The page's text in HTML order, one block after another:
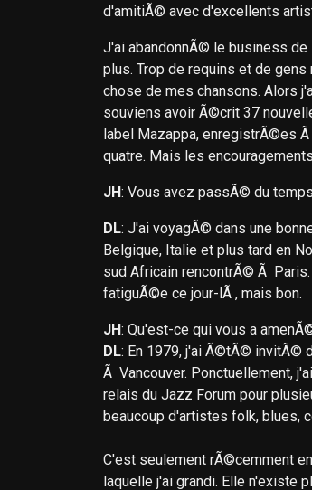
d'amitiÃ© avec d'excellents
J'ai abandonnÃ© le business
plus. Trop de requins et de gens
chose de mes chansons. Alors
souviens avoir Ã©crit 37
label Mazappa, enregistrÃ©es
quatre. Mais les
JH: Vous avez passÃ© du
DL: J'ai voyagÃ© dans une
Belgique, Italie et plus tard en
sud Africain rencontrÃ© Ã
fatiguÃ©e ce jour-lÃ , mais bon.
JH: Qu'est-ce qui vous a
DL: En 1979, j'ai Ã©tÃ© invitÃ©
Ã Vancouver. Ponctuellement,
relais du Jazz Forum pour
beaucoup d'artistes folk, blues,
C'est seulement rÃ©cemment
laquelle j'ai grandi. Elle n'existe